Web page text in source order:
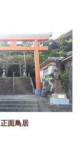
正面鳥居